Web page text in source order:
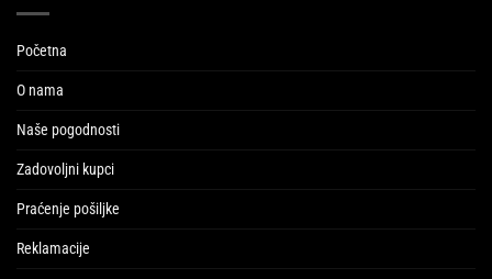
Početna
O nama
Naše pogodnosti
Zadovoljni kupci
Praćenje pošiljke
Reklamacije